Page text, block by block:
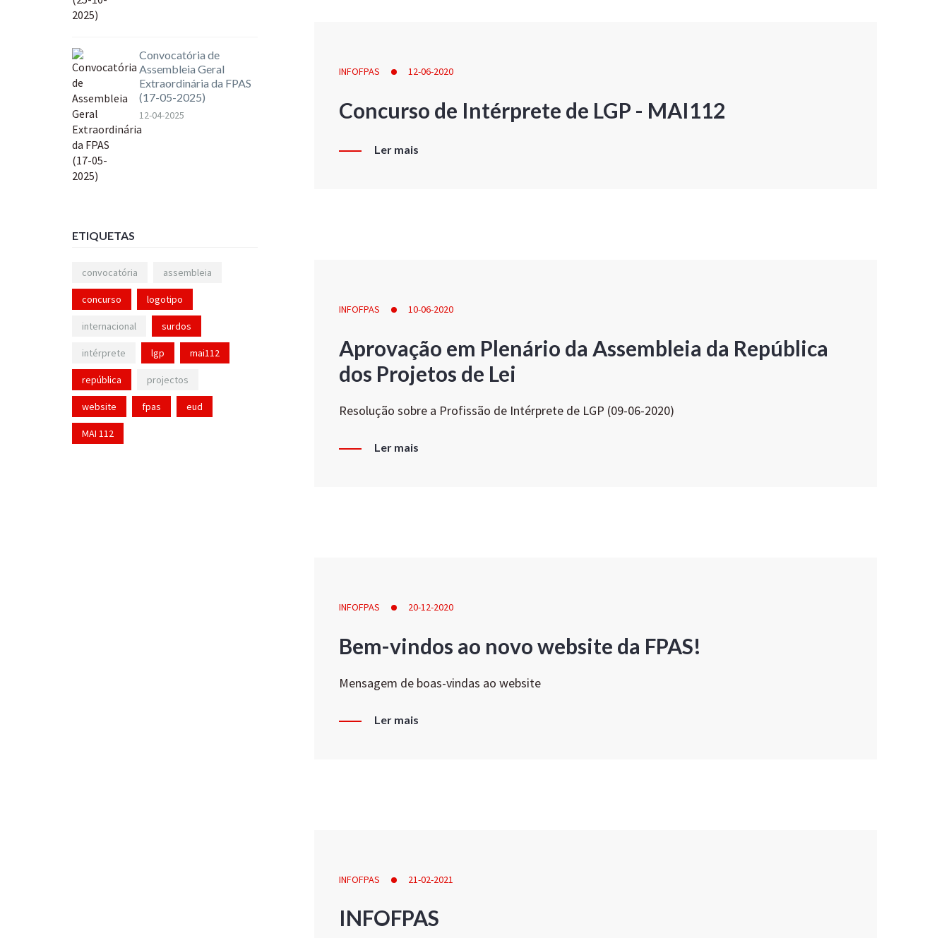
INFOFPAS 12-06-2020
Concurso de Intérprete de LGP - MAI112
Ler mais
INFOFPAS 10-06-2020
Aprovação em Plenário da Assembleia da República
dos Projetos de Lei
Resolução sobre a Profissão de Intérprete de LGP (09-06-2020)
Ler mais
INFOFPAS 20-12-2020
Bem-vindos ao novo website da FPAS!
Mensagem de boas-vindas ao website
Ler mais
INFOFPAS 21-02-2021
INFOFPAS
Convocatória de
Assembleia Geral
Extraordinária da FPAS
(17-05-2025)
12-04-2025
ETIQUETAS
convocatória assembleia
concurso logotipo
internacional surdos
intérprete lgp mai112
república projectos
website fpas eud
MAI 112